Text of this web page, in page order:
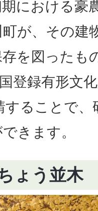
における豪
が、その建
を図ったも
登録有形文
することで、
きます。
ょう並木